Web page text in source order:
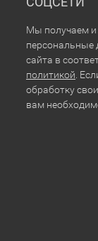
Мы получаем
персональные
сайта в
политикой .
обработку
вам